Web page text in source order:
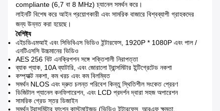
compliante (6,7 বা 8 MHz) চ্যানেল সমর্থন করে।
লাইনটি বিশেষ করে আইন প্রয়োগকারী এবং সামরিক বাজারে বিশ্বব্যাপী গ্রাহকদের
জন্য উন্নত করা হয়েছে।
বৈশিষ্ট্য
এইচডিএমআই এবং সিভিবিএস ভিডিও ইন্টারফেস, 1920P * 1080P এবং পাল /
এনটিএসসি উচ্চমানের ভিডিও
AES 256 বিট এনক্রিপশন সঙ্গে শক্তিশালী নিরাপত্তা
ব্যাক প্যাক, 10A ব্যাটারি, এবং জোরালো ট্রান্সমিটার ইন্টিগ্রেটেড নকশা
কম্প্যাক্ট নকশা, কম খরচ এবং কম বিলম্বিত
সমর্থন NLOS এবং দ্রুত চলন্ত পরিবেশ কিন্তু স্থিতিশীল সংকেত প্রেরণ
ডিজিটাল প্যানেল কনফিগারেশন, এবং LCD প্রদর্শন দ্বারা সহজ অপারেশন
সামরিক গ্রেড স্তর ডিজাইন
সমর্থন ট্রান্সমিটার ফাংশন কাস্টমাইজড (ভিডিও ইন্টারফেস, আরএফ ক্ষমতা,